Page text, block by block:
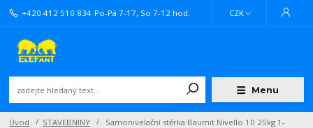
Menu
CZK
+420 412 510 834 Po-Pá 7-17, So 7-12 hod.
Úvod STAVEBNINY
Samonivelační stěrka Baumit Nivello 10 25kg 1-